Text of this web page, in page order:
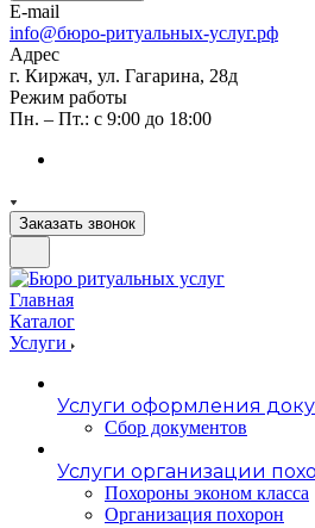
E-mail
info@бюро-ритуальных-услуг.рф
Адрес
г. Киржач, ул. Гагарина, 28д
Режим работы
Пн. – Пт.: с 9:00 до 18:00
Заказать звонок
Главная
Каталог
Услуги
Услуги оформления
Сбор документов
Услуги организации
Похороны эконом класса
Организация похорон